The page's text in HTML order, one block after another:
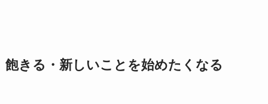
飽きる・新しいことを始めたくなる